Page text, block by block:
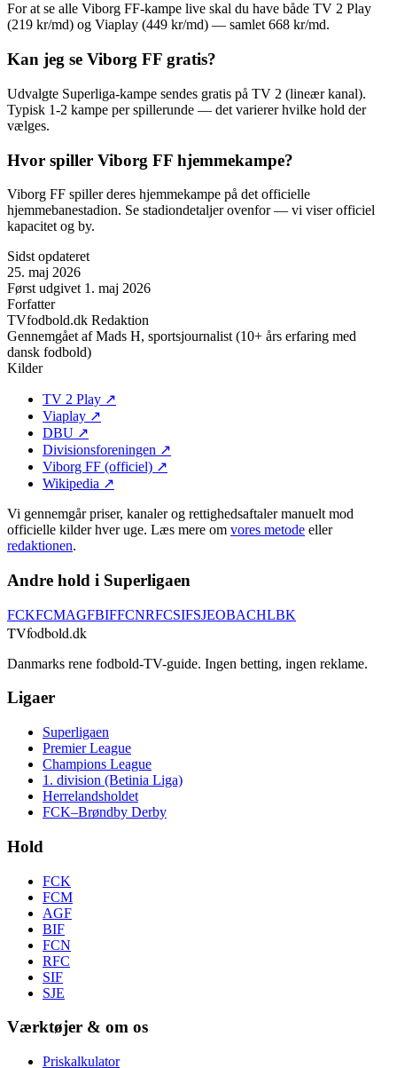
For at se alle Viborg FF-kampe live skal du have både TV 2 Play
(219 kr/md) og Viaplay (449 kr/md) — samlet 668 kr/md.
Kan jeg se Viborg FF gratis?
Udvalgte Superliga-kampe sendes gratis på TV 2 (lineær kanal).
Typisk 1-2 kampe per spillerunde — det varierer hvilke hold der
vælges.
Hvor spiller Viborg FF hjemmekampe?
Viborg FF spiller deres hjemmekampe på det officielle
hjemmebanestadion. Se stadiondetaljer ovenfor — vi viser officiel
kapacitet og by.
Sidst opdateret
25. maj 2026
Først udgivet 1. maj 2026
Forfatter
TVfodbold.dk Redaktion
Gennemgået afMads H, sportsjournalist (10+ års erfaring med
dansk fodbold)
Kilder
TV 2 Play ↗
Viaplay ↗
DBU ↗
Divisionsforeningen ↗
Viborg FF (officiel) ↗
Wikipedia ↗
Vi gennemgår priser, kanaler og rettighedsaftaler manuelt mod
officielle kilder hver uge. Læs mere om vores metode eller
redaktionen.
Andre hold i Superligaen
FCKFCMAGFBIFFCNRFCSIFSJEOBACHLBK
TVfodbold.dk
Danmarks rene fodbold-TV-guide. Ingen betting, ingen reklame.
Ligaer
Superligaen
Premier League
Champions League
1. division (Betinia Liga)
Herrelandsholdet
FCK–Brøndby Derby
Hold
FCK
FCM
AGF
BIF
FCN
RFC
SIF
SJE
Værktøjer & om os
Priskalkulator